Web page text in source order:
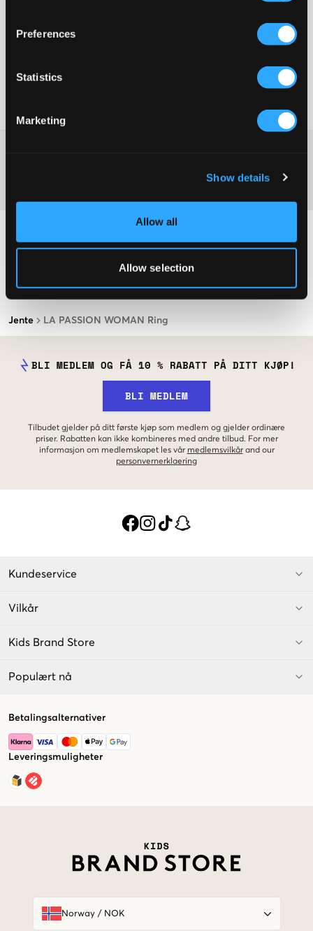
Preferences
Statistics
Marketing
Show details
Allow all
Allow selection
Jente LA PASSION WOMAN Ring
Innermålene i ringen er 1,5-1,8 cm.
Supplier color/color code
BLI MEDLEM OG FÅ 10 % RABATT PÅ DITT KJØP!
BLI MEDLEM
Tilbudet gjelder på ditt første kjøp som medlem og gjelder ordinære
priser. Rabatten kan ikke kombineres med andre tilbud. For mer
informasjon om medlemskapet les vår medlemsvilkår and our
personvernerklaering
Kundeservice
Vilkår
Kids Brand Store
Populært nå
Betalingsalternativer
Leveringsmuligheter
Norway/ NOK